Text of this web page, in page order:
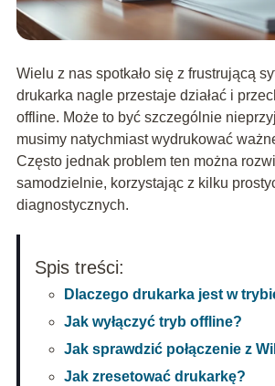
Wielu z nas spotkało się z frustrującą
drukarka nagle przestaje działać i
offline. Może to być szczególnie
musimy natychmiast wydrukować
Często jednak problem ten można
samodzielnie, korzystając z kilku
diagnostycznych.
Spis treści:
Dlaczego drukarka jest w
Jak wyłączyć tryb offline?
Jak sprawdzić połączenie z
Jak zresetować drukarkę?